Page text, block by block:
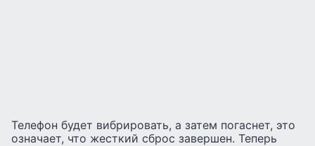
Телефон будет вибрировать, а затем погаснет, это
означает, что жесткий сброс завершен. Теперь